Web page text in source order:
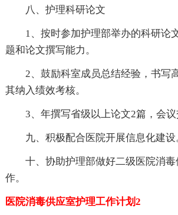
八、护理科研论文
1、按时参加护理部举办的科研论
题和论文撰写能力。
2、鼓励科室成员总结经验，书写
其纳入绩效考核。
3、年撰写省级以上论文2篇，会议
九、积极配合医院开展信息化建设
十、协助护理部做好二级医院消毒
作。
医院消毒供应室护理工作计划2